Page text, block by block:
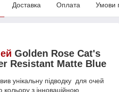
Доставка Оплата Умови
Golden Rose Cat's
Resistant Matte Blue
унікальну підводку для очей
кольору з інноваційною